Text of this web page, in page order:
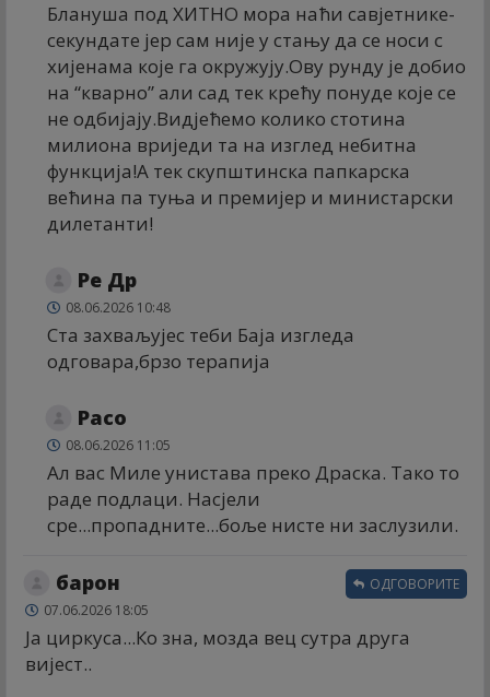
Блануша под ХИТНО мора наћи савјетнике-
секундате јер сам није у стању да се носи с
хијенама које га окружују.Ову рунду је добио
на “кварно” али сад тек крећу понуде које се
не одбијају.Видјећемо колико стотина
милиона вриједи та на изглед небитна
функција!А тек скупштинска папкарска
већина па туња и премијер и министарски
дилетанти!
Ре Др
08.06.2026 10:48
Ста захваљујес теби Баја изгледа
одговара,брзо терапија
Расо
08.06.2026 11:05
Ал вас Миле унистава преко Драска. Тако то
раде подлаци. Насјели
сре...пропадните...боље нисте ни заслузили.
барон
07.06.2026 18:05
Ја циркуса...Ко зна, мозда вец сутра друга
вијест..
ОДГОВОРИТЕ